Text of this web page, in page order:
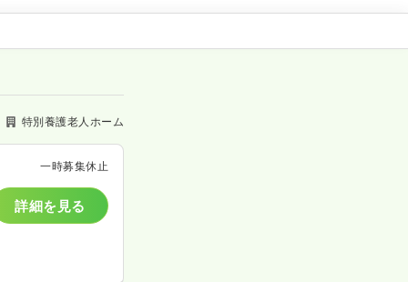
特別養護老人ホーム
一時募集休止
詳細を見る